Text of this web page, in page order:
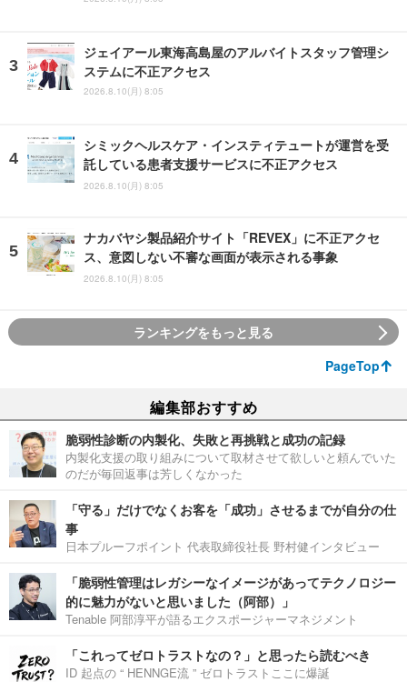
ジェイアール東海高島屋のアルバイトスタッフ管理シ
ステムに不正アクセス
2026.8.10(月) 8:05
シミックヘルスケア・インスティテュートが運営を受
託している患者支援サービスに不正アクセス
2026.8.10(月) 8:05
ナカバヤシ製品紹介サイト「REVEX」に不正アクセ
ス、意図しない不審な画面が表示される事象
2026.8.10(月) 8:05
ランキングをもっと見る
PageTop
編集部おすすめ
脆弱性診断の内製化、失敗と再挑戦と成功の記録
内製化支援の取り組みについて取材させて欲しいと頼んでいた
のだが毎回返事は芳しくなかった
「守る」だけでなくお客を「成功」させるまでが自分の仕
事
日本プルーフポイント 代表取締役社長 野村健インタビュー
「脆弱性管理はレガシーなイメージがあってテクノロジー
的に魅力がないと思いました（阿部）」
Tenable 阿部淳平が語るエクスポージャーマネジメント
「これってゼロトラストなの？」と思ったら読むべき
ID 起点の “ HENNGE流 ” ゼロトラストここに爆誕